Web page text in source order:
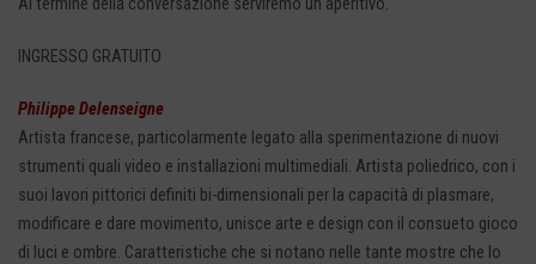
Al termine della conversazione serviremo un aperitivo.
INGRESSO GRATUITO
Philippe Delenseigne
Artista francese, particolarmente legato alla sperimentazione di nuovi
strumenti quali video e installazioni multimediali. Artista poliedrico, con i
suoi lavori pittorici definiti bi-dimensionali per la capacità di plasmare,
modificare e dare movimento, unisce arte e design con il consueto gioco
di luci e ombre. Caratteristiche che si notano nelle tante mostre che lo